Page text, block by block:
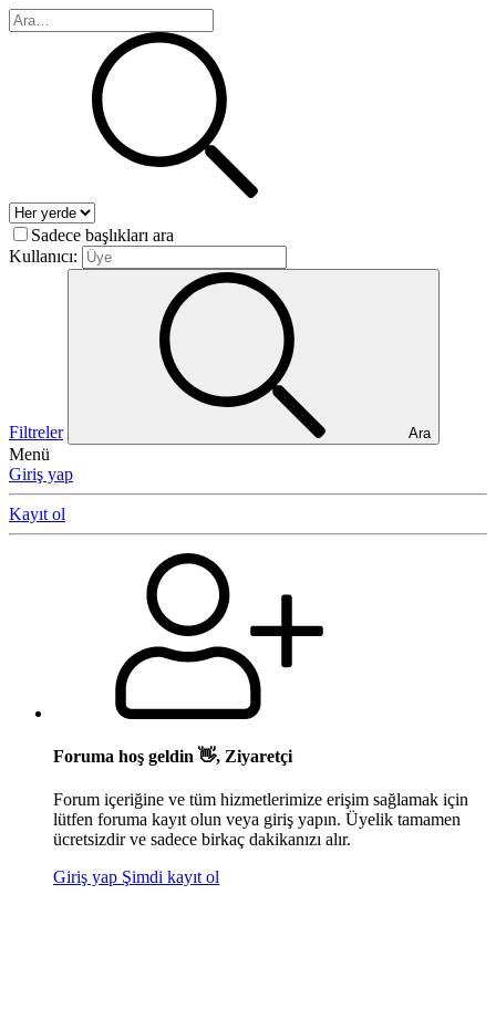
Sadece başlıkları ara
Kullanıcı:
Filtreler Ara
Menü
Giriş yap
Kayıt ol
Foruma hoş geldin 👋, Ziyaretçi
Forum içeriğine ve tüm hizmetlerimize erişim sağlamak için
lütfen foruma kayıt olun veya giriş yapın. Üyelik tamamen
ücretsizdir ve sadece birkaç dakikanızı alır.
Giriş yap Şimdi kayıt ol